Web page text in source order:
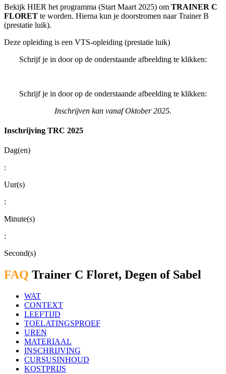
Bekijk HIER het programma (Start Maart 2025) om TRAINER C
FLORET te worden. Hierna kun je doorstromen naar Trainer B
(prestatie luik).
Deze opleiding is een VTS-opleiding (prestatie luik)
Schrijf je in door op de onderstaande afbeelding te klikken:
Schrijf je in door op de onderstaande afbeelding te klikken:
Inschrijven kan vanaf Oktober 2025.
Inschrijving TRC 2025
Dag(en)
:
Uur(s)
:
Minute(s)
:
Second(s)
FAQ Trainer C Floret, Degen of Sabel
WAT
CONTEXT
LEEFTIJD
TOELATINGSPROEF
UREN
MATERIAAL
INSCHRIJVING
CURSUSINHOUD
KOSTPRIJS